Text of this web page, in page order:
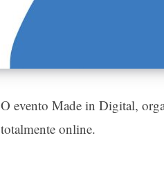
O evento Made in Digital,
totalmente online.